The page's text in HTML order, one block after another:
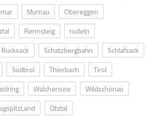
Murnau
Obereggen
Rennsteig
rodeln
Rucksack Schatzbergbahn
Schlafsack
Südtirol Thierbach
Tirol
Walchensee
Wildschönau
Ötztal